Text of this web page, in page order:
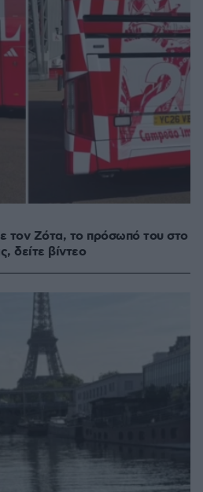
τον Ζότα, το πρόσωπό του στο
δείτε βίντεο